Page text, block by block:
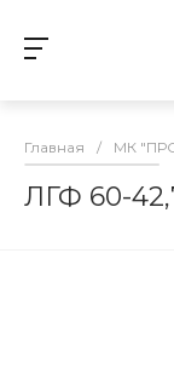
Главная / МК
ЛГФ 60-